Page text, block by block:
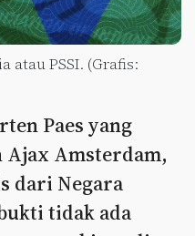
atau PSSI. (Grafis:
Paes yang
Ajax Amsterdam,
dari Negara
tidak ada